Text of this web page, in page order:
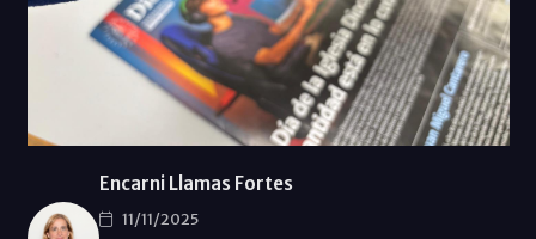
Encarni Llamas Fortes
11/11/2025